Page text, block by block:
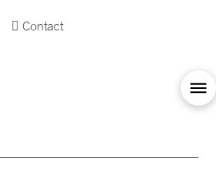
Contact